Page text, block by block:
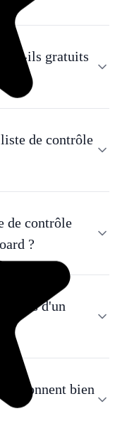
ils gratuits
de contrôle
de contrôle
?
d'un
bien